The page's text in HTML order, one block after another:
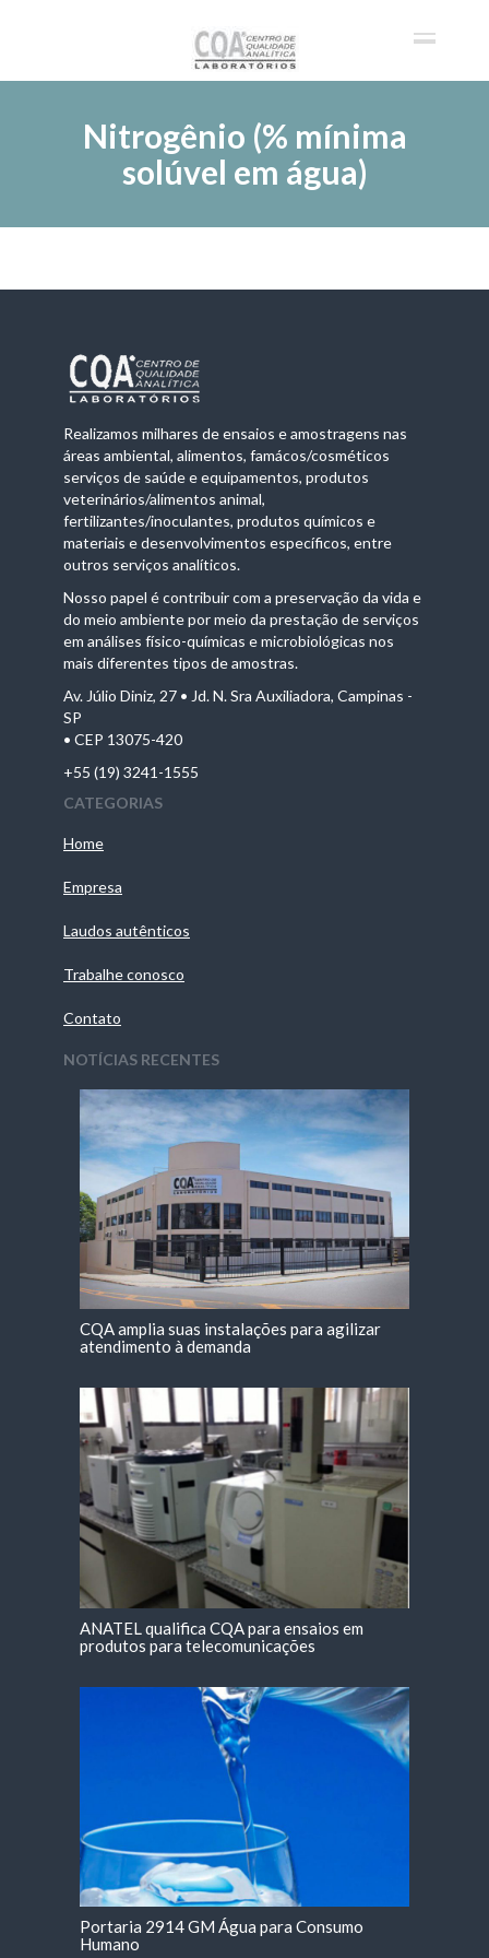
Nitrogênio (% mínima
solúvel em água)
Realizamos milhares de ensaios e amostragens nas
áreas ambiental, alimentos, famácos/cosméticos
serviços de saúde e equipamentos, produtos
veterinários/alimentos animal,
fertilizantes/inoculantes, produtos químicos e
materiais e desenvolvimentos específicos, entre
outros serviços analíticos.
Nosso papel é contribuir com a preservação da vida e
do meio ambiente por meio da prestação de serviços
em análises físico-químicas e microbiológicas nos
mais diferentes tipos de amostras.
Av. Júlio Diniz, 27 • Jd. N. Sra Auxiliadora, Campinas -
SP
• CEP 13075-420
+55 (19) 3241-1555
CATEGORIAS
Home
Empresa
Laudos autênticos
Trabalhe conosco
Contato
NOTÍCIAS RECENTES
CQA amplia suas instalações para agilizar
atendimento à demanda
ANATEL qualifica CQA para ensaios em
produtos para telecomunicações
Portaria 2914 GM Água para Consumo
Humano